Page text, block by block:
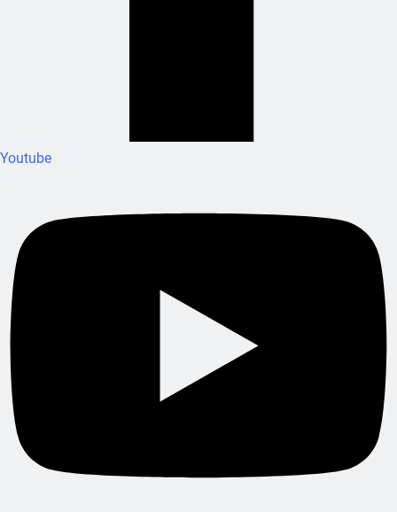
Youtube